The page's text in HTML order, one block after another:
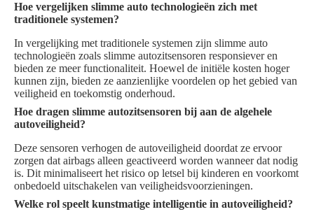
Hoe vergelijken slimme auto technologieën zich met
traditionele systemen?
In vergelijking met traditionele systemen zijn slimme auto
technologieën zoals slimme autozitsensoren responsiever en
bieden ze meer functionaliteit. Hoewel de initiële kosten hoger
kunnen zijn, bieden ze aanzienlijke voordelen op het gebied van
veiligheid en toekomstig onderhoud.
Hoe dragen slimme autozitsensoren bij aan de algehele
autoveiligheid?
Deze sensoren verhogen de autoveiligheid doordat ze ervoor
zorgen dat airbags alleen geactiveerd worden wanneer dat nodig
is. Dit minimaliseert het risico op letsel bij kinderen en voorkomt
onbedoeld uitschakelen van veiligheidsvoorzieningen.
Welke rol speelt kunstmatige intelligentie in autoveiligheid?